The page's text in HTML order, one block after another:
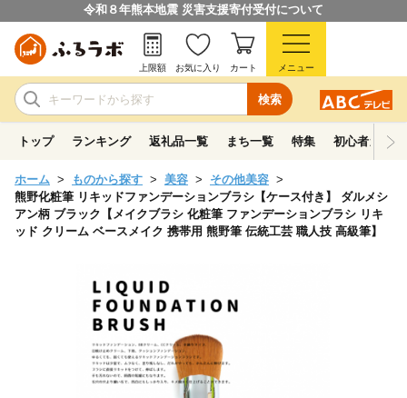
令和８年熊本地震 災害支援寄付受付について
検索
上限額 お気に入り カート メニュー
トップ ランキング 返礼品一覧 まち一覧 特集 初心者ガイド
ホーム ものから探す 美容
その他美容
熊野化粧筆 リキッドファンデーションブラシ【ケース付き】 ダルメシ
アン柄 ブラック【メイクブラシ 化粧筆 ファンデーションブラシ リキ
ッド クリーム ベースメイク 携帯用 熊野筆 伝統工芸 職人技 高級筆】